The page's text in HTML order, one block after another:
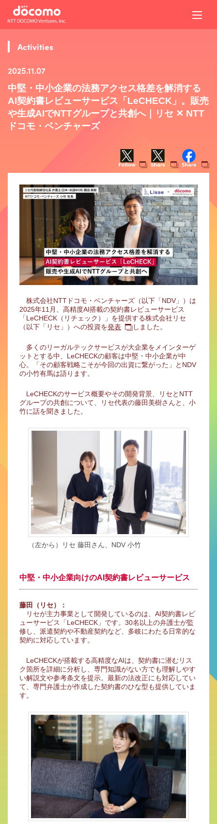
Activities
2025.11.07
中堅・中小企業の法務アクセス格差を解消する
AI契約書レビューサービス「LeCHECK」。販売
や生成AIでNTTグループと共創へ｜リセ ✕ NTT
ドコモ・ベンチャーズ
株式会社NTTドコモ・ベンチャーズ（以下「NDV」）は
2025年11月、高精度AI搭載の契約書レビューサービス
「LeCHECK（リチェック）」を提供する株式会社リセ
（以下「リセ」）への投資を発表 しました。
多くのリーガルテックサービスが大企業をメインターゲ
ットとする中、LeCHECKの顧客は中堅・中小企業が中
心。「その顧客戦略こそが今回の出資に繋がった」とNDV
の小竹有馬は語ります。
LeCHECKのサービス概要やその開発背景、リセとNTT
グループの共創について、リセ代表の藤田美樹さんと、小
竹に話を聞きました。
（左から）リセ 藤田さん、NDV 小竹
中堅・中小企業向けのAI契約書レビューサービス
藤田（リセ）：
リセが主力事業として開発しているのは、AI契約書レビ
ューサービス「LeCHECK」です。30名以上の弁護士が監
修し、派遣契約や不動産契約など、多岐にわたる日常的な
契約に対応しています。
LeCHECKが搭載する高精度なAIは、契約書に潜むリス
ク箇所を詳細に分析し、専門知識がない方でも理解しやす
い解説文や参考条文を提示。最新の法改正にも対応してい
て、専門弁護士が作成した契約書のひな型も提供していま
す。